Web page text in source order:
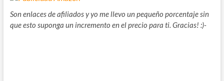
Son enlaces de afiliados y yo me llevo un pequeño porcentaje sin
que esto suponga un incremento en el precio para ti. Gracias! :)-